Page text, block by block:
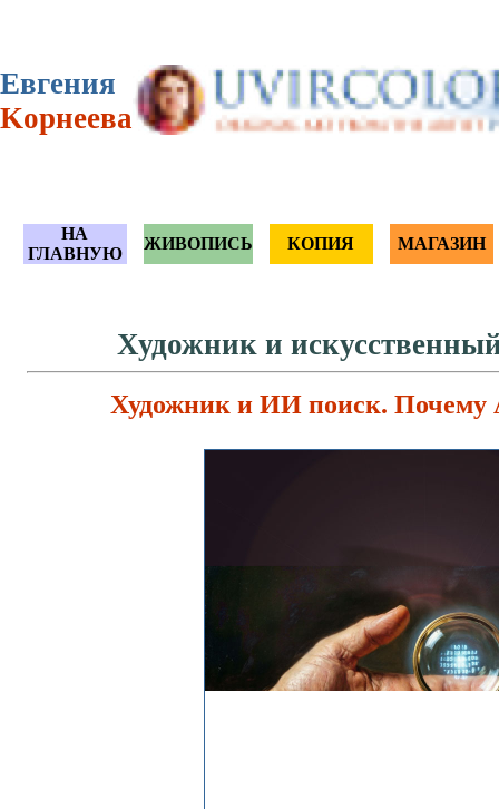
Eвгения
Kорнеева
НА
ГЛАВНУЮ
ЖИВОПИСЬ КОПИЯ МАГАЗИН
Художник и
Художник и ИИ поиск. Почему